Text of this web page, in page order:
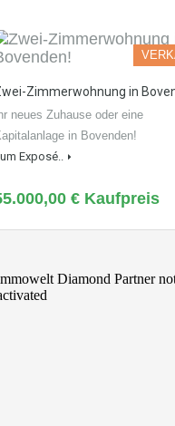
Zimmerwohnung in
Ihr neues Zuhause oder eine
in Bovenden!
Exposé..
€ Kaufpreis